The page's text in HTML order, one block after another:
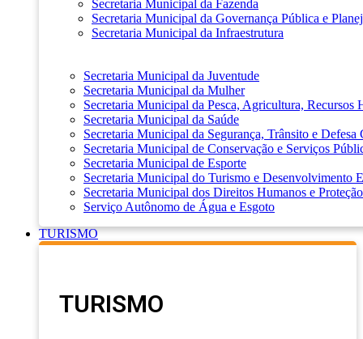
Secretaria Municipal da Fazenda
Secretaria Municipal da Governança Pública e
Secretaria Municipal da Infraestrutura
Secretaria Municipal da Juventude
Secretaria Municipal da Mulher
Secretaria Municipal da Pesca, Agricultura, Recursos
Secretaria Municipal da Saúde
Secretaria Municipal da Segurança, Trânsito e Defesa
Secretaria Municipal de Conservação e Serviços
Secretaria Municipal de Esporte
Secretaria Municipal do Turismo e Desenvolvimento
Secretaria Municipal dos Direitos Humanos e
Serviço Autônomo de Água e Esgoto
TURISMO
TURISMO